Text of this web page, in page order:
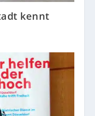
kennt